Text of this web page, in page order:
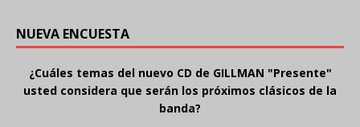
NUEVA ENCUESTA
¿Cuáles temas del nuevo CD de GILLMAN "Presente"
usted considera que serán los próximos clásicos de la
banda?